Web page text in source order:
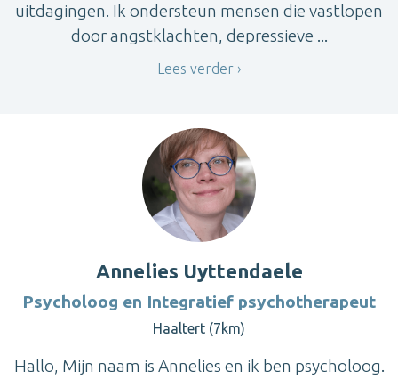
uitdagingen. Ik ondersteun mensen die vastlopen
door angstklachten, depressieve ...
Lees verder
Annelies Uyttendaele
Psycholoog en Integratief psychotherapeut
Haaltert (7km)
Hallo, Mijn naam is Annelies en ik ben psycholoog.